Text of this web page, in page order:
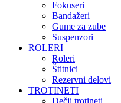
Fokuseri
Bandažeri
Gume za zube
Suspenzori
ROLERI
Roleri
Štitnici
Rezervni delovi
TROTINETI
Dečji trotineti